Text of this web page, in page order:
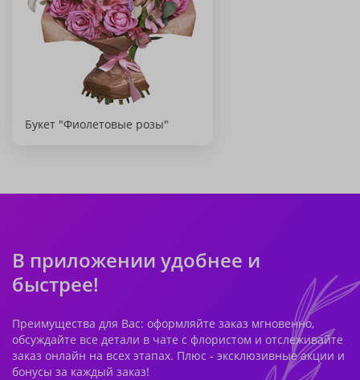
Букет "Фиолетовые розы"
В приложении удобнее и
быстрее!
Преимущества для Вас: оформляйте заказ мгновенно,
обсуждайте все детали в чате с флористом и отслеживайте
заказ онлайн на всех этапах. Плюс - эксклюзивные акции и
бонусы за каждый заказ!